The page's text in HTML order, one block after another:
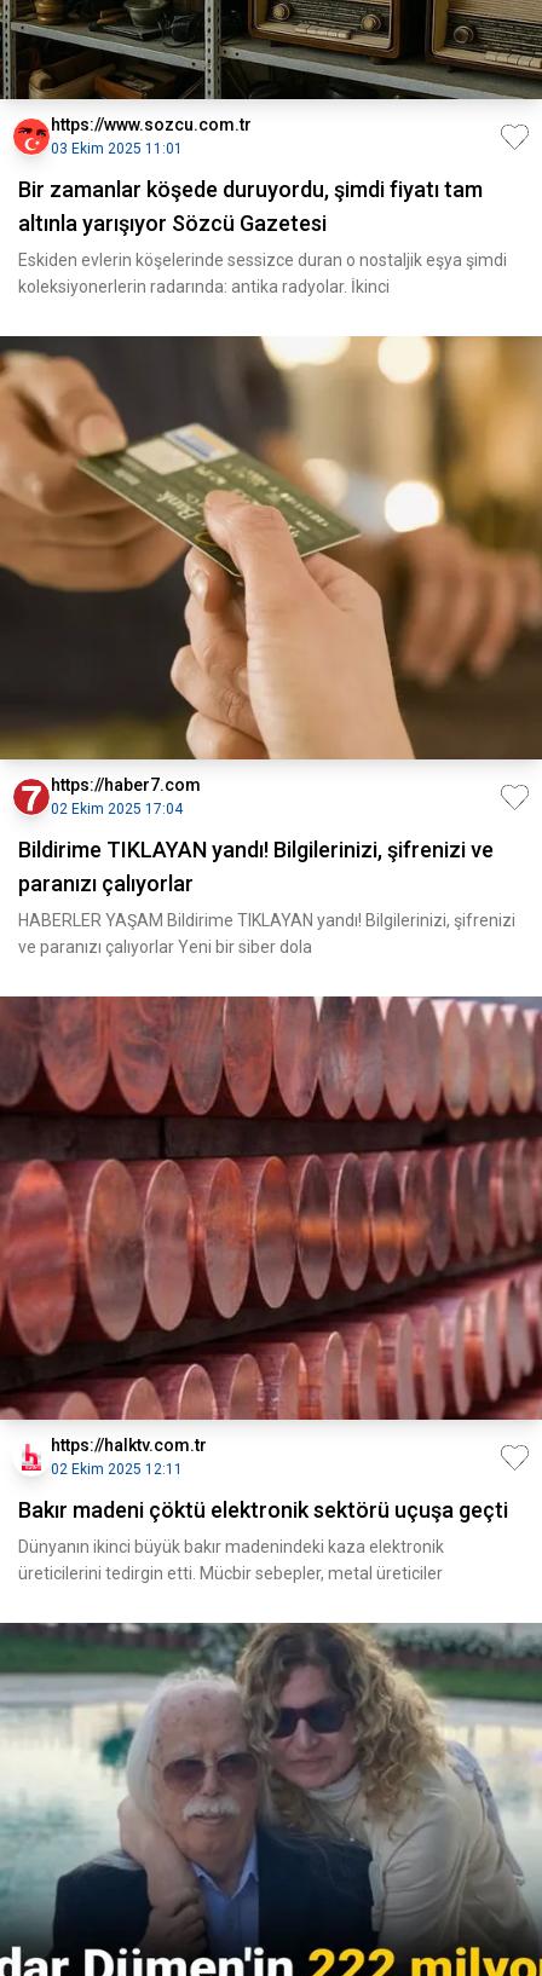
https://www.sozcu.com.tr
03 Ekim 2025 11:01
Bir zamanlar köşede duruyordu, şimdi fiyatı tam
altınla yarışıyor Sözcü Gazetesi
Eskiden evlerin köşelerinde sessizce duran o nostaljik eşya şimdi
koleksiyonerlerin radarında: antika radyolar. İkinci
https://haber7.com
02 Ekim 2025 17:04
Bildirime TIKLAYAN yandı! Bilgilerinizi, şifrenizi ve
paranızı çalıyorlar
HABERLER YAŞAM Bildirime TIKLAYAN yandı! Bilgilerinizi, şifrenizi
ve paranızı çalıyorlar Yeni bir siber dola
https://halktv.com.tr
02 Ekim 2025 12:11
Bakır madeni çöktü elektronik sektörü uçuşa geçti
Dünyanın ikinci büyük bakır madenindeki kaza elektronik
üreticilerini tedirgin etti. Mücbir sebepler, metal üreticiler